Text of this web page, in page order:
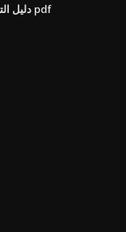
دليل التحليل الفني لمؤشرات التذبذب وأنماط الرسم البياني pdf